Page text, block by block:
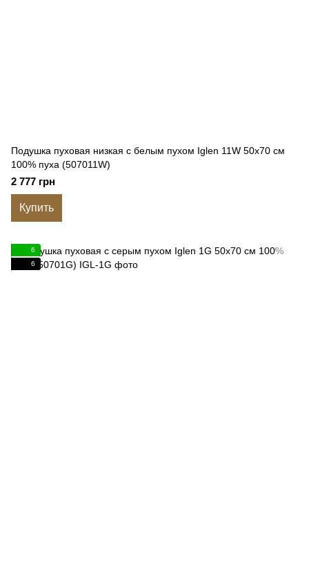
Подушка пуховая низкая с белым пухом Iglen 11W 50x70 см
100% пуха (507011W)
2 777 грн
Купить
6
6